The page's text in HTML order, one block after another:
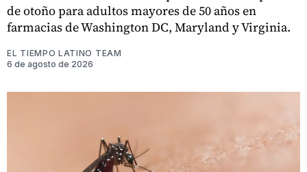
de otoño para adultos mayores de 50 años en
farmacias de Washington DC, Maryland y Virginia.
EL TIEMPO LATINO TEAM
6 de agosto de 2026